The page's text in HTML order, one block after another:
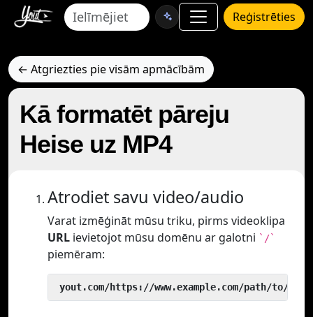
Reģistrēties
← Atgriezties pie visām apmācībām
Kā formatēt pāreju
Heise uz MP4
Atrodiet savu video/audio
Varat izmēģināt mūsu triku, pirms videoklipa
URL ievietojot mūsu domēnu ar galotni `/`
piemēram:
yout.com/https://www.example.com/path/to/